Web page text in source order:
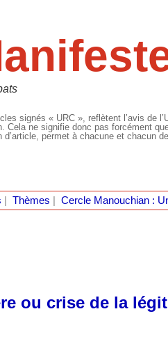
signés « URC », reflètent l’avis de
Cela ne signifie donc pas forcément
permet à chacune et chacun
Thèmes Cercle Manouchian :
ou crise de la